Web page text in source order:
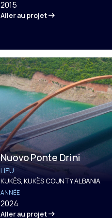
2015
Aller au projet
Nuovo Ponte Drini
LIEU
KUKËS, KUKËS COUNTY ALBANIA
ANNÉE
2024
Aller au projet